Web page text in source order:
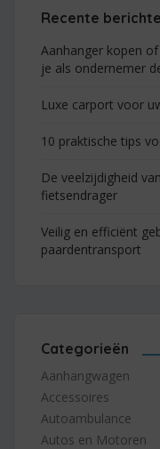
Recente
Aanhanger kopen
je als ondernemer
Luxe carport voor
10 praktische tips
De veelzijdigheid
fietsendrager
Veilig en efficiënt
paardentransport
Categorieën
Aanhangwagen
Accessoires
Autoambulance
Autos en Motoren